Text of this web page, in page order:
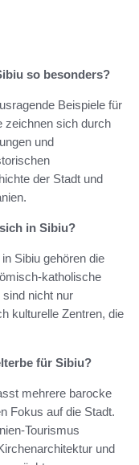
so besonders?
Beispiele für
zeichnen sich durch
und
der Stadt und
in Sibiu?
Sibiu gehören die
katholische
sind nicht nur
kulturelle Zentren, die
für Sibiu?
mehrere barocke
Fokus auf die Stadt.
Tourismus
und